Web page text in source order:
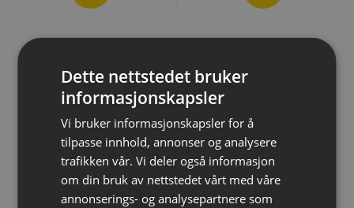
Dette nettstedet bruker
informasjonskapsler
Vi bruker informasjonskapsler for å
tilpasse innhold, annonser og analysere
trafikken vår. Vi deler også informasjon
om din bruk av nettstedet vårt med våre
annonserings- og analysepartnere som